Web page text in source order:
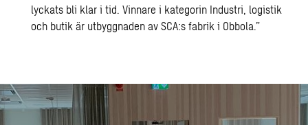
lyckats bli klar i tid. Vinnare i kategorin Industri, logistik
och butik är utbyggnaden av SCA:s fabrik i Obbola.”